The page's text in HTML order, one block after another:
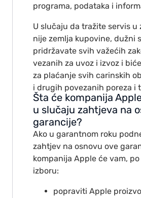
programa, podataka i
U slučaju da tražite servis u
nije zemlja kupovine, dužni
pridržavate svih važećih
vezanih za uvoz i izvoz i
za plaćanje svih carinskih
i drugih povezanih poreza i
Šta će kompanija
u slučaju zahtjeva na
garancije?
Ako u garantnom roku
zahtjev na osnovu ove
kompanija Apple će vam,
izboru:
popraviti Apple